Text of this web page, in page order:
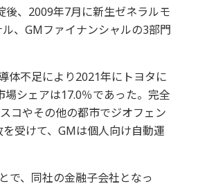
後、2009年7月に新生ゼネラルモ
、GMファイナンシャルの3部門
体不足により2021年にトヨタに
シェアは17.0％であった。完全
コやその他の都市でジオフェン
受けて、GMは個人向け自動運
で、同社の金融子会社となっ